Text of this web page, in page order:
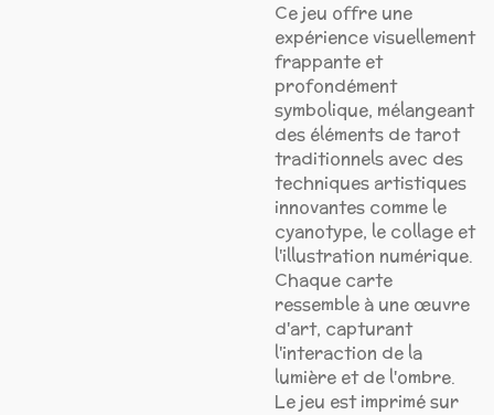
Ce jeu offre une
expérience visuellement
frappante et
profondément
symbolique, mélangeant
des éléments de tarot
traditionnels avec des
techniques artistiques
innovantes comme le
cyanotype, le collage et
l'illustration numérique.
Chaque carte
ressemble à une œuvre
d'art, capturant
l'interaction de la
lumière et de l'ombre.
Le jeu est imprimé sur